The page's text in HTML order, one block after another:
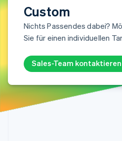
Custom
Nichts Passendes dabei?
Sie für einen individuellen
Sales-Team kontaktieren